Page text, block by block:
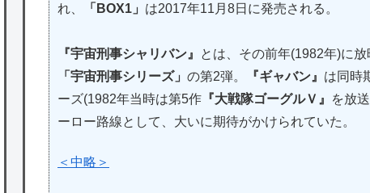
れ、
「BOX1」 は2017年11月8日に発売される。
『宇宙刑事シャリバン』 とは、その前年(1982年)に
「宇宙刑事シリーズ」 の第2弾。 『ギャバン』 は同時
ーズ(1982年当時は第5作 『大戦隊ゴーグルＶ』
を放
ーロー路線として、大いに期待がかけられていた。
＜中略＞